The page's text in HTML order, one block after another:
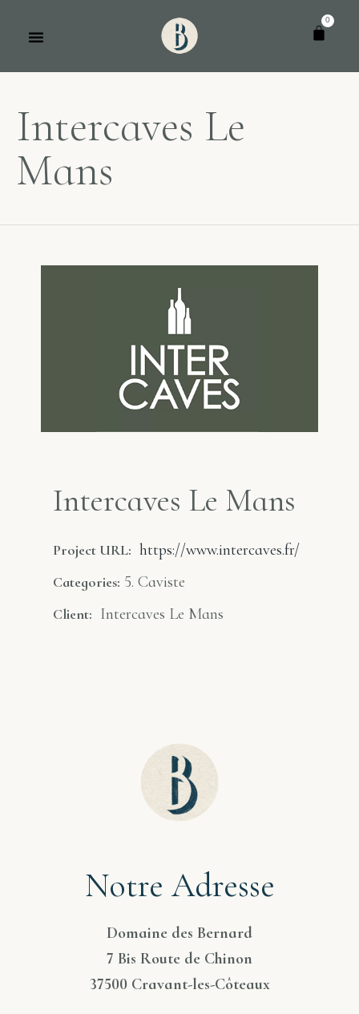
Intercaves Le
Mans
Intercaves Le Mans
Project URL: https://www.intercaves.fr/
Categories: 5. Caviste
Client: Intercaves Le Mans
Notre Adresse
Domaine des Bernard
7 Bis Route de Chinon
37500 Cravant-les-Côteaux
Panneau de gestion des cookies